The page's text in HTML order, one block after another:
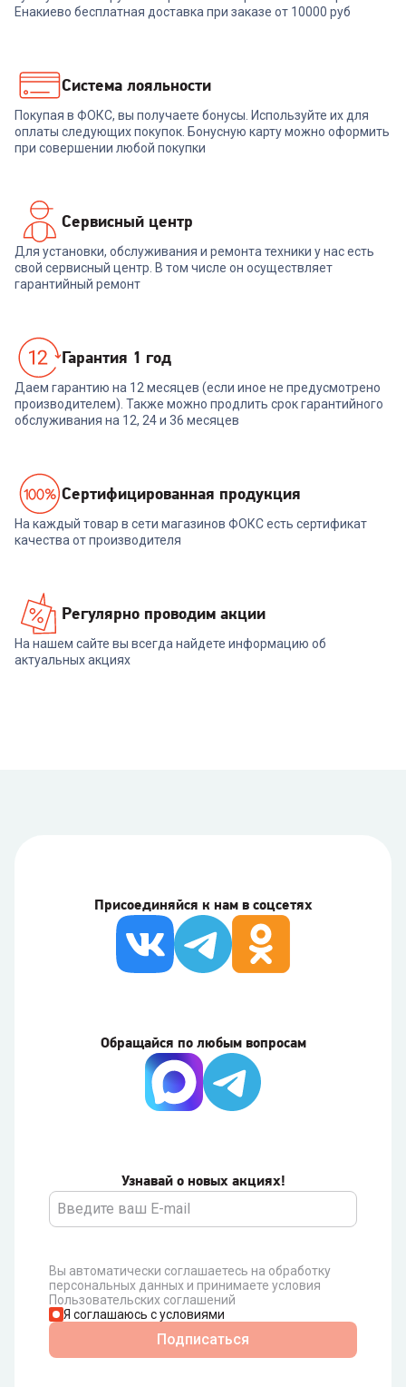
Енакиево бесплатная доставка при заказе от 10000 руб
Система лояльности
Покупая в ФОКС, вы получаете бонусы. Используйте их для
оплаты следующих покупок. Бонусную карту можно оформить
при совершении любой покупки
Сервисный центр
Для установки, обслуживания и ремонта техники у нас есть
свой сервисный центр. В том числе он осуществляет
гарантийный ремонт
Гарантия 1 год
Даем гарантию на 12 месяцев (если иное не предусмотрено
производителем). Также можно продлить срок гарантийного
обслуживания на 12, 24 и 36 месяцев
Cертифицированная продукция
На каждый товар в сети магазинов ФОКС есть сертификат
качества от производителя
Регулярно проводим акции
На нашем сайте вы всегда найдете информацию об
актуальных акциях
Присоединяйся к нам в соцсетях
Узнавай о новых акциях!
Вы автоматически соглашаетесь на обработку
персональных данных и принимаете условия
Пользовательских соглашений
Я соглашаюсь с условиями
Подписаться
Обращайся по любым вопросам